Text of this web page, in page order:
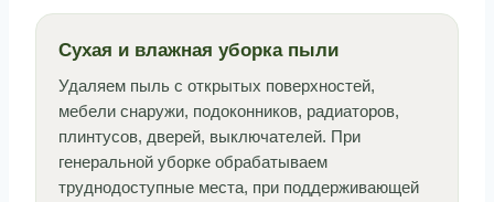
Сухая и влажная уборка пыли
Удаляем пыль с открытых поверхностей,
мебели снаружи, подоконников, радиаторов,
плинтусов, дверей, выключателей. При
генеральной уборке обрабатываем
труднодоступные места, при поддерживающей